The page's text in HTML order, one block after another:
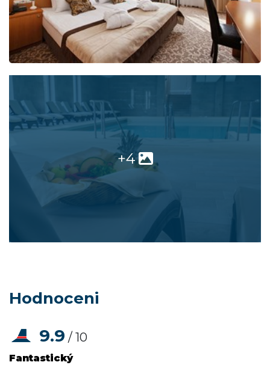
+4
Hodnoceni
9.9 / 10
Fantastický